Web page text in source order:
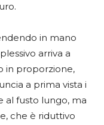
in mano
arriva a
in proporzione,
a prima vista i
al fusto lungo, ma
che è riduttivo